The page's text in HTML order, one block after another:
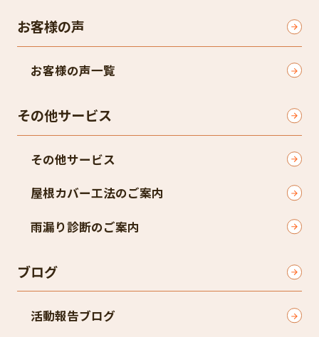
お客様の声
お客様の声一覧
その他サービス
その他サービス
屋根カバー工法のご案内
雨漏り診断のご案内
ブログ
活動報告ブログ